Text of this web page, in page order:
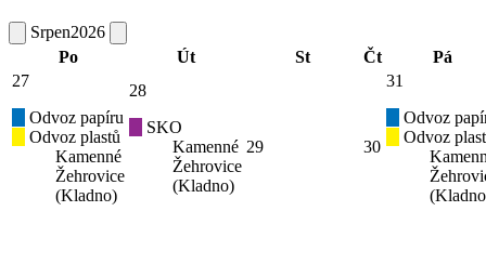
Srpen2026
Po
Út St Čt
Pá
27
Odvoz papíru
Odvoz plastů
Kamenné
Žehrovice
(Kladno)
28
SKO
Kamenné
Žehrovice
(Kladno)
29 30
31
Odvoz
Odvoz